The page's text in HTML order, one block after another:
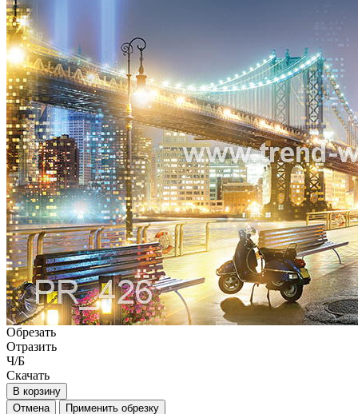
Обрезать
Отразить
Ч/Б
Скачать
В корзину
Отмена
Применить обрезку